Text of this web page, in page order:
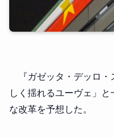
『ガゼッタ・デッロ・
しく揺れるユーヴェ」
な改革を予想した。